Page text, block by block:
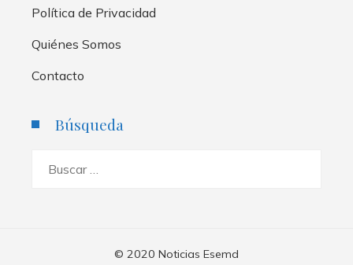
Política de Privacidad
Quiénes Somos
Contacto
Búsqueda
© 2020 Noticias Esemd